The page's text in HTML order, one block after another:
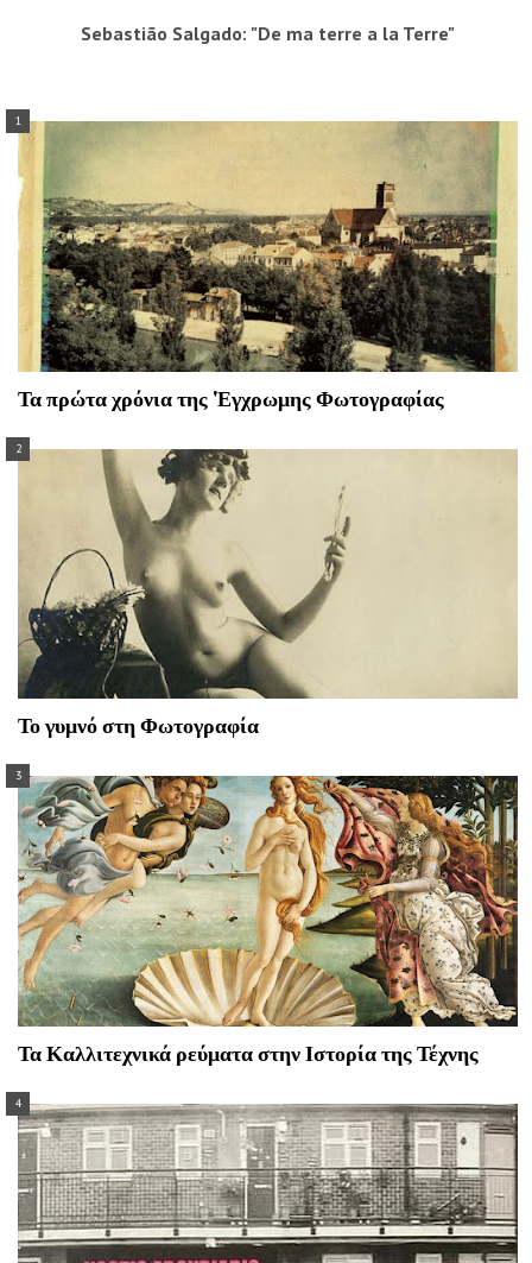
Sebastião Salgado: "De ma terre a la Terre"
Τα πρώτα χρόνια της 'Εγχρωμης Φωτογραφίας
Το γυμνό στη Φωτογραφία
Τα Καλλιτεχνικά ρεύματα στην Ιστορία της Τέχνης